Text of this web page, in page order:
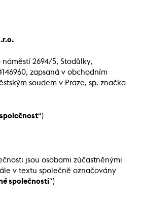
2694/5, Stodůlky,
zapsaná v obchodním
soudem v Praze, sp. značka
“)
jsou osobami zúčastněnými
v textu společně označovány
společnosti“)